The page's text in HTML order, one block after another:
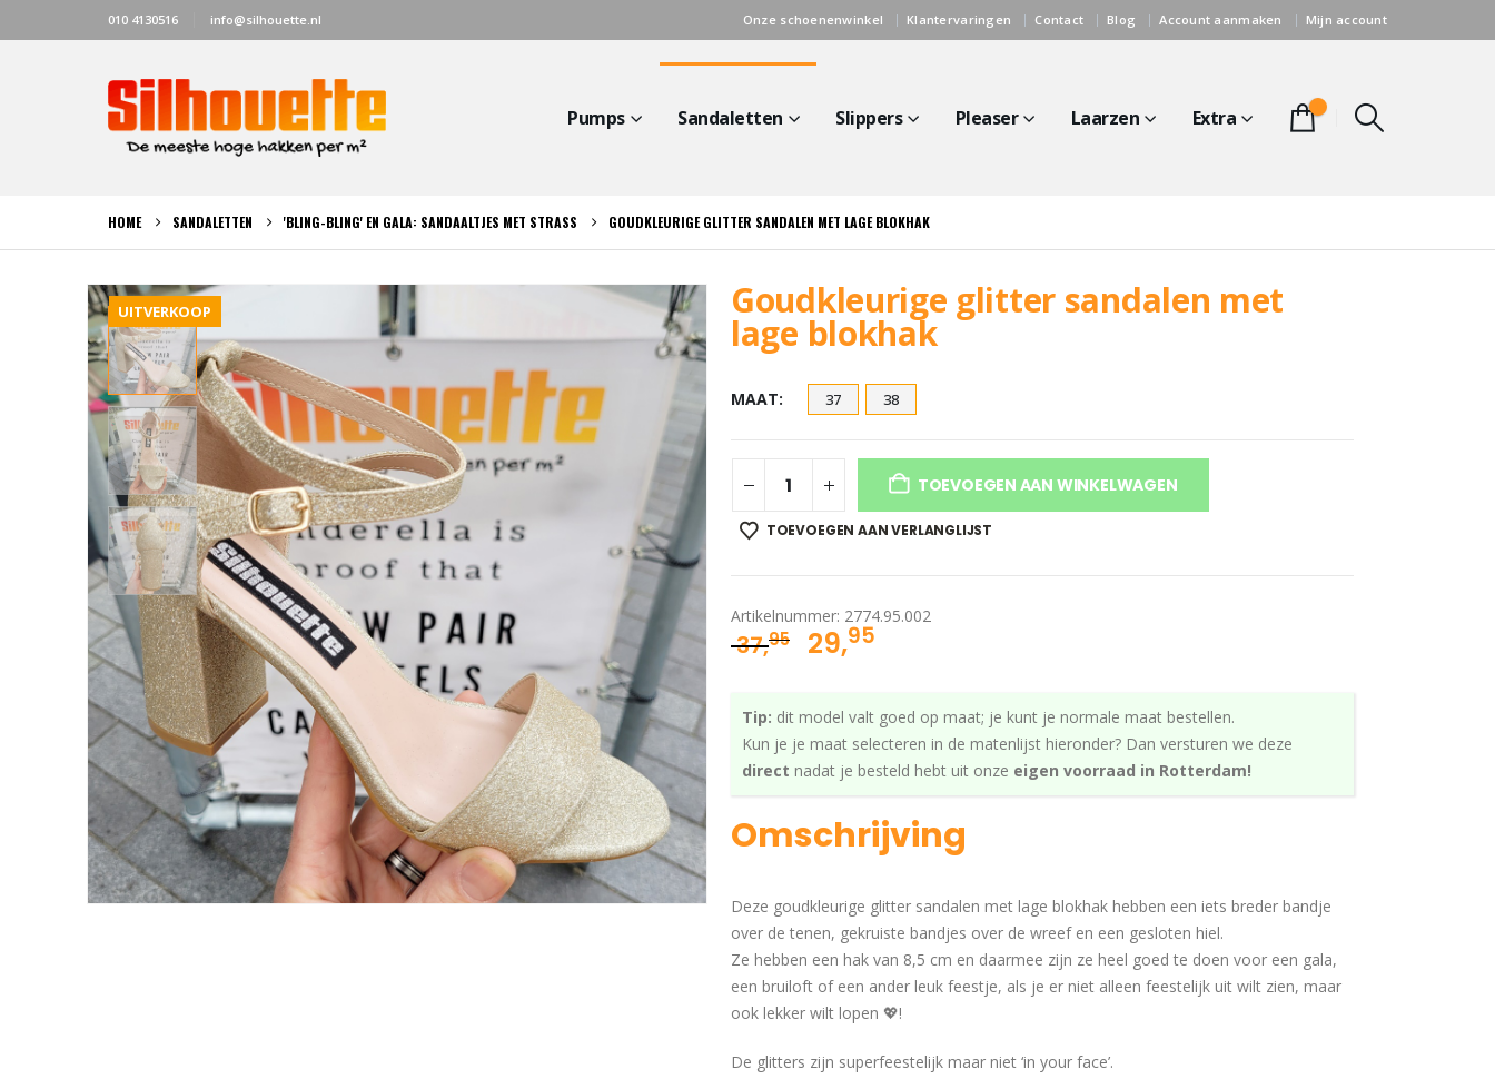
010 4130516 info@silhouette.nl Onze schoenenwinkel Klantervaringen Contact Blog Account aanmaken Mijn account
Pumps Sandaletten Slippers Pleaser Laarzen Extra
HOME SANDALETTEN 'BLING-BLING' EN GALA: SANDAALTJES MET STRASS GOUDKLEURIGE GLITTER SANDALEN MET LAGE BLOKHAK
UITVERKOOP Goudkleurige glitter sandalen met
lage blokhak
MAAT 37 38
TOEVOEGEN AAN WINKELWAGEN
TOEVOEGEN AAN VERLANGLIJST
Artikelnummer: 2774.95.002
37,95 Oorspronkelijke
37,95.
29,95
29,95.
Tip: dit model valt goed op maat; je kunt je normale maat bestellen.
Kun je je maat selecteren in de matenlijst hieronder? Dan versturen we deze
direct nadat je besteld hebt uit onze eigen voorraad in Rotterdam!
Omschrijving
Deze goudkleurige glitter sandalen met lage blokhak hebben een iets breder bandje
over de tenen, gekruiste bandjes over de wreef en een gesloten hiel.
Ze hebben een hak van 8,5 cm en daarmee zijn ze heel goed te doen voor een gala,
een bruiloft of een ander leuk feestje, als je er niet alleen feestelijk uit wilt zien, maar
ook lekker wilt lopen 💖!
De glitters zijn superfeestelijk maar niet ‘in your face’.